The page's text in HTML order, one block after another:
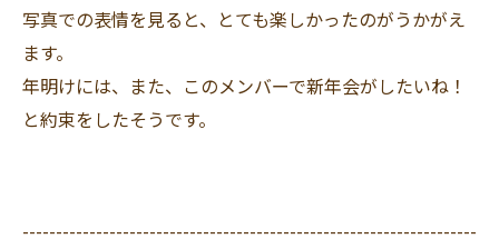
写真での表情を見ると、とても楽しかったのがうかがえ
ます。
年明けには、また、このメンバーで新年会がしたいね！
と約束をしたそうです。
--------------------------------------------------------------------